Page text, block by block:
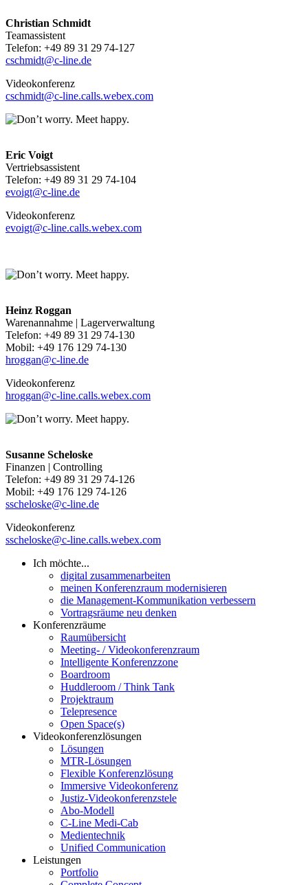
Christian Schmidt
Teamassistent
Telefon: +49 89 31 29 74-127
cschmidt@c-line.de
Videokonferenz
cschmidt@c-line.calls.webex.com
Eric Voigt
Vertriebsassistent
Telefon: +49 89 31 29 74-104
evoigt@c-line.de
Videokonferenz
evoigt@c-line.calls.webex.com
Heinz Roggan
Warenannahme | Lagerverwaltung
Telefon: +49 89 31 29 74-130
Mobil: +49 176 129 74-130
hroggan@c-line.de
Videokonferenz
hroggan@c-line.calls.webex.com
Susanne Scheloske
Finanzen | Controlling
Telefon: +49 89 31 29 74-126
Mobil: +49 176 129 74-126
sscheloske@c-line.de
Videokonferenz
sscheloske@c-line.calls.webex.com
Ich möchte...
digital zusammenarbeiten
meinen Konferenzraum modernisieren
die Management-Kommunikation verbessern
Vortragsräume neu denken
Konferenzräume
Raumübersicht
Meeting- / Videokonferenzraum
Intelligente Konferenzzone
Boardroom
Huddleroom / Think Tank
Projektraum
Telepresence
Open Space(s)
Videokonferenzlösungen
Lösungen
MTR-Lösungen
Flexible Konferenzlösung
Immersive Videokonferenz
Justiz-Videokonferenzstele
Abo-Modell
C-Line Medi-Cab
Medientechnik
Unified Communi­cation
Leistungen
Portfolio